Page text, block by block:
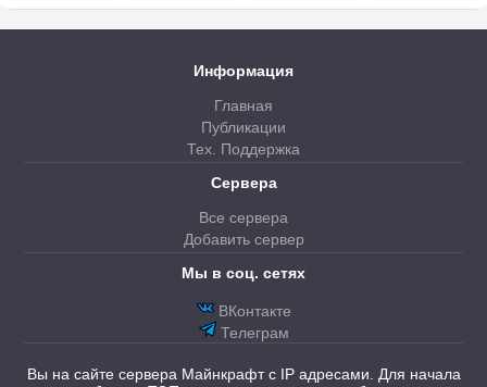
Информация
Главная
Публикации
Тех. Поддержка
Сервера
Все сервера
Добавить сервер
Мы в соц. сетях
ВКонтакте
Телеграм
Вы на сайте сервера Майнкрафт с IP адресами. Для начала